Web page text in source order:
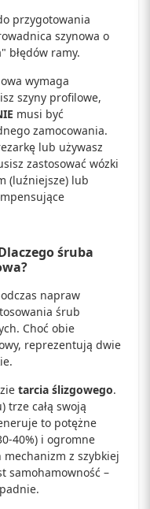
przygotowania
szynowa o
błędów ramy.
wymaga
szyny profilowe,
musi być
zamocowania.
lub używasz
zastosować wózki
(luźniejsze) lub
śruba
napraw
śrub
Choć obie
reprezentują dwie
tarcia ślizgowego.
trze całą swoją
to potężne
40%) i ogromne
mechanizm z szybkiej
samohamowność –